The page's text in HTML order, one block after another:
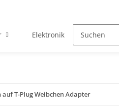
Elektronik Zubehör
T-Plug Weibchen Adapter